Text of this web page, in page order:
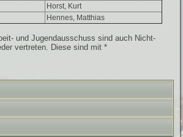
Horst, Kurt
Hennes, Matthias
und Jugendausschuss sind auch Nicht-
vertreten. Diese sind mit *